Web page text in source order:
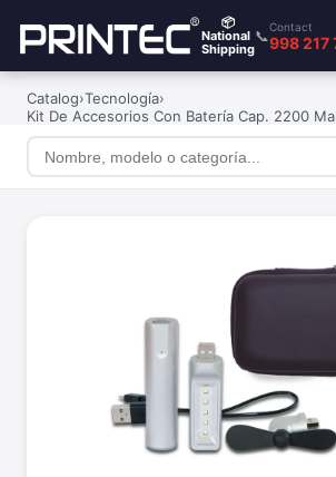
📦
National
Shipping
📞
Contact
998 217
Catalog›Tecnología›
Kit De Accesorios Con Batería Cap. 2200